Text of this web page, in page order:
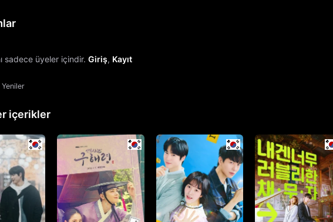
18. Bölüm
19. Bölüm
20. Bölüm Final
sadece üyeler içindir. Giriş, Kayıt
Yeniler
içerikler